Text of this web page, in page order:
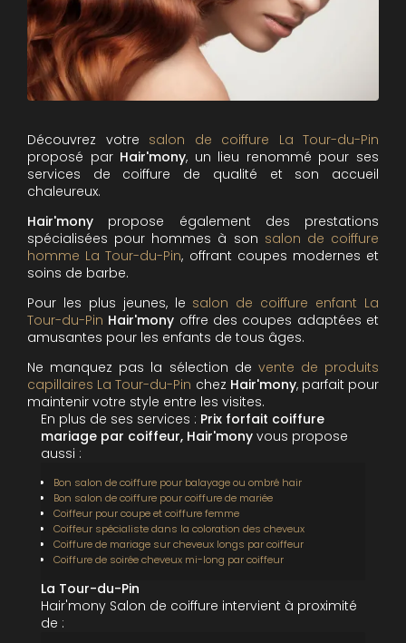
Découvrez votre salon de coiffure La Tour-du-Pin
proposé par Hair'mony, un lieu renommé pour ses
services de coiffure de qualité et son accueil
chaleureux.
Hair'mony propose également des prestations
spécialisées pour hommes à son salon de coiffure
homme La Tour-du-Pin, offrant coupes modernes et
soins de barbe.
Pour les plus jeunes, le salon de coiffure enfant La
Tour-du-Pin Hair'mony offre des coupes adaptées et
amusantes pour les enfants de tous âges.
Ne manquez pas la sélection de vente de produits
capillaires La Tour-du-Pin chez Hair'mony, parfait pour
maintenir votre style entre les visites.
En plus de ses services : Prix forfait coiffure
mariage par coiffeur, Hair'mony vous propose
aussi :
Bon salon de coiffure pour balayage ou ombré hair
Bon salon de coiffure pour coiffure de mariée
Coiffeur pour coupe et coiffure femme
Coiffeur spécialiste dans la coloration des cheveux
Coiffure de mariage sur cheveux longs par coiffeur
Coiffure de soirée cheveux mi-long par coiffeur
La Tour-du-Pin
Hair'mony Salon de coiffure intervient à proximité
de :